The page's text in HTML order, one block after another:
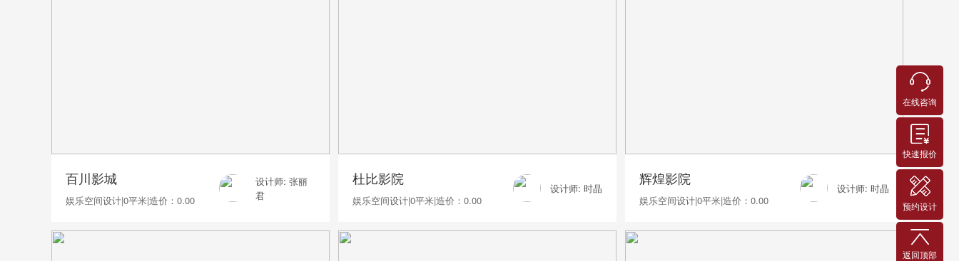
百川影城
娱乐空间设计|0平米|造价：0.00
设计师: 张丽
君
杜比影院
娱乐空间设计|0平米|造价：0.00
设计师: 时晶
辉煌影院
娱乐空间设计|0平米|造价：0.00
设计师: 时晶
在线咨询
快速报价
预约设计
返回顶部